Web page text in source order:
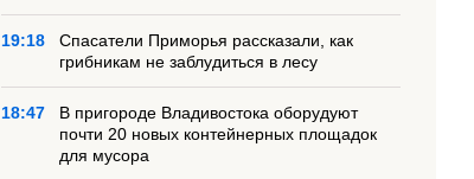
19:18
Спасатели Приморья рассказали, как
грибникам не заблудиться в лесу
18:47
В пригороде Владивостока оборудуют
почти 20 новых контейнерных площадок
для мусора